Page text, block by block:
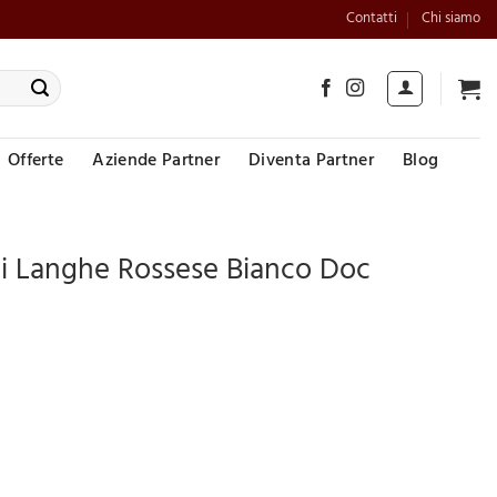
Contatti Chi siamo
Offerte Aziende Partner Diventa Partner Blog
Rossese Bianco Doc